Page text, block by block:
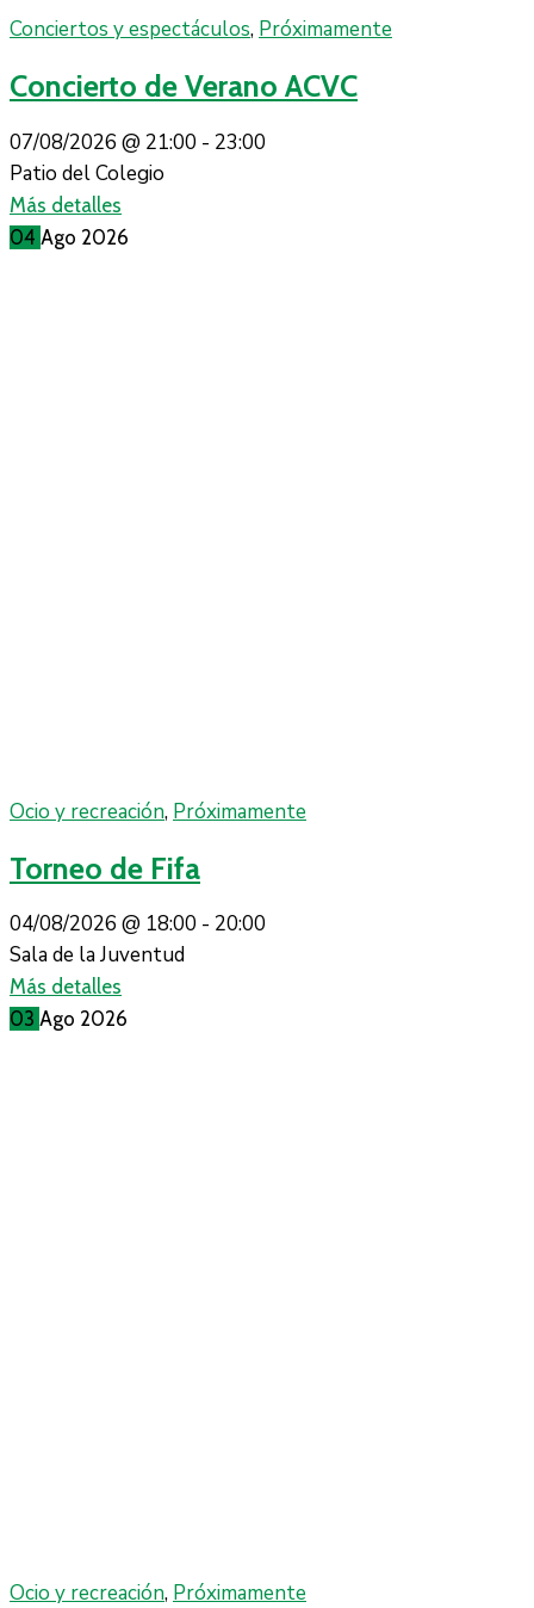
Conciertos y espectáculos, Próximamente
Concierto de Verano ACVC
07/08/2026 @ 21:00 - 23:00
Patio del Colegio
Más detalles
04 Ago 2026
Ocio y recreación, Próximamente
Torneo de Fifa
04/08/2026 @ 18:00 - 20:00
Sala de la Juventud
Más detalles
03 Ago 2026
Ocio y recreación, Próximamente